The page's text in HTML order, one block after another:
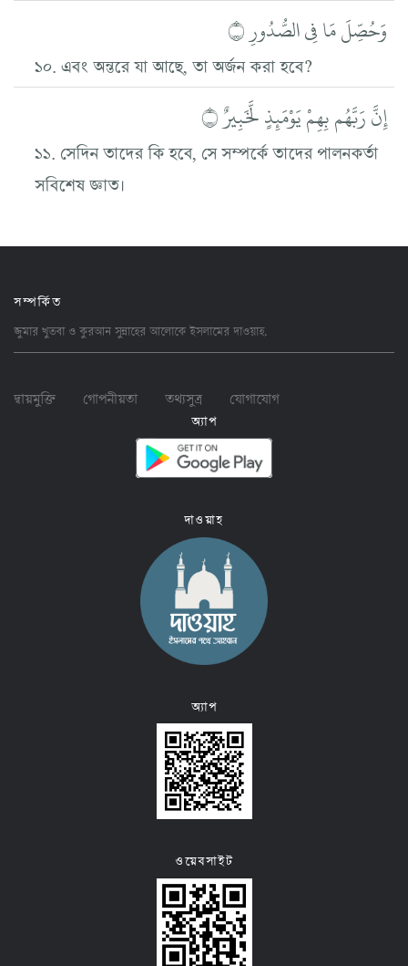
وَحُصِّلَ مَا فِي الصُّدُورِ ۝
১০. এবং অন্তরে যা আছে, তা অর্জন করা হবে?
إِنَّ رَبَّهُم بِهِمْ يَوْمَئِذٍ لَّخَبِيرٌ ۝
১১. সেদিন তাদের কি হবে, সে সম্পর্কে তাদের পালনকর্তা
সবিশেষ জ্ঞাত।
সম্পর্কিত
জুমার খুতবা ও কুরআন সুন্নাহের আলোকে ইসলামের দাওয়াহ.
দ্বায়মুক্তি গোপনীয়তা তথ্যসুত্র যোগাযোগ
অ্যাপ
দাওয়াহ
অ্যাপ
ওয়েবসাইট